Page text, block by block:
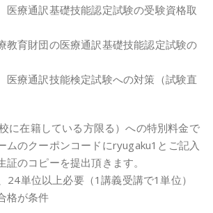
通訳基礎技能認定試験の受験資格取
教育財団の医療通訳基礎技能認定試験の
通訳技能検定試験への対策（試験直
に在籍している方限る）への特別料金で
ムのクーポンコードにryugaku1とご記入
証のコピーを提出頂きます。
24単位以上必要（1講義受講で1単位）
格が条件